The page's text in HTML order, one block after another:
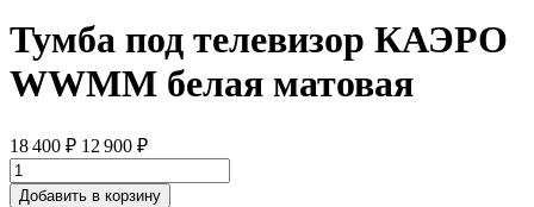
Тумба под телевизор КАЭРО
WWMM белая матовая
18 400 ₽ 12 900 ₽
Добавить в корзину